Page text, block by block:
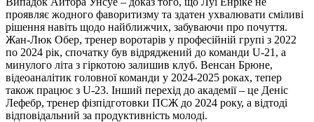
проявляє жодного фаворитизму та здатен ухвалювати сміливі
рішення навіть щодо найближчих, забуваючи про почуття.
Жан-Люк Обер, тренер воротарів у професійній групі з 2022
по 2024 рік, спочатку був відряджений до команди U-21, а
минулого літа з гіркотою залишив клуб. Венсан Брюне,
відеоаналітик головної команди у 2024-2025 роках, тепер
також працює з U-23. Інший перехід до академії – це Деніс
Лефебр, тренер фізпідготовки ПСЖ до 2024 року, а відтоді
відповідальний за продуктивність молоді.